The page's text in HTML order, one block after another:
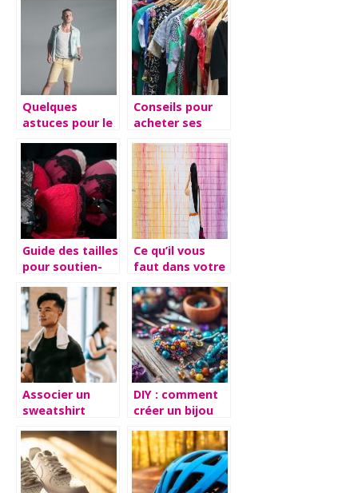
vêtements
LGBT ?
pour renouveler
vos basiques
sans vous ruiner
Quelques
astuces pour le
des bermudas
et des shorts
Conseils pour
acheter ses
Guide des tailles
pour soutien-
Ce qu’il vous
faut dans votre
printemps
Associer un
sweatshirt
capuche avec
divers styles
vestimentaires
DIY : comment
créer un bijou
personnalisé